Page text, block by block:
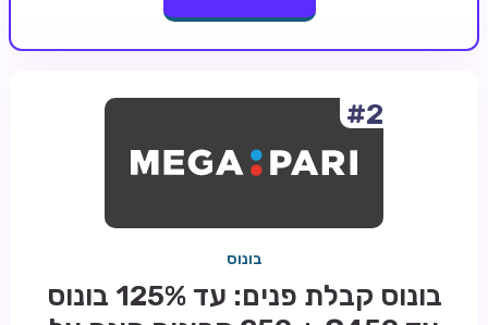
טיפים
#2
בונוס
בונוס קבלת פנים: עד 125% בונוס